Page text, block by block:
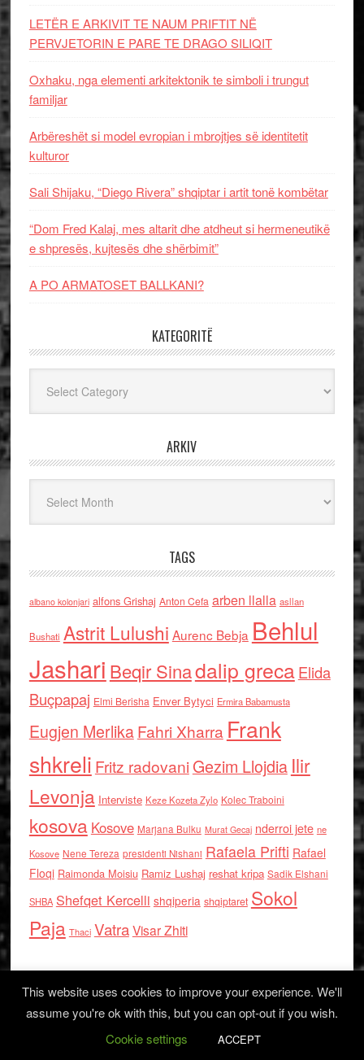
LETËR E ARKIVIT TE NAUM PRIFTIT NË
PERVJETORIN E PARE TE DRAGO SILIQIT
Oxhaku, nga elementi arkitektonik te simboli i trungut
familjar
Arbëreshët si model evropian i mbrojtjes së identitetit
kulturor
Sali Shijaku, “Diego Rivera” shqiptar i artit tonë kombëtar
“Dom Fred Kalaj, mes altarit dhe atdheut si hermeneutikë
e shpresës, kujtesës dhe shërbimit”
A PO ARMATOSET BALLKANI?
KATEGORITË
ARKIV
TAGS
albano kolonjari alfons Grishaj Anton Cefa arben llalla asllan
Bushati Astrit Lulushi Aurenc Bebja Behlul
Jashari Beqir Sinadalip grecaElida
Buçpapaj Elmi Berisha Enver Bytyci Ermira Babamusta
Eugjen MerlikaFahri Xharra Frank
shkreli Fritz radovaniGezim Llojdia Ilir
Levonja Interviste Keze Kozeta Zylo Kolec Traboini
kosova Kosove Marjana Bulku Murat Gecaj nderroi jete ne
Kosove Nene Tereza presidenti Nishani Rafaela Prifti Rafael
Floqi Raimonda Moisiu Ramiz Lushaj reshat kripa Sadik Elshani
SHBA Shefqet Kercelli shqiperia shqiptaret Sokol
Paja Thaci VatraVisar Zhiti
Log in
This website uses cookies to improve your experience. We'll
assume you're ok with this, but you can opt-out if you wish.
Cookie settings
ACCEPT